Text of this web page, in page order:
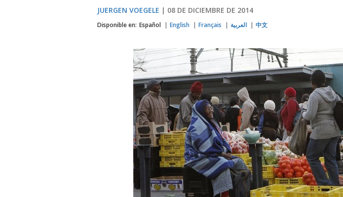
JUERGEN VOEGELE 08 DE DICIEMBRE DE 2014
Disponible en: Español English Français العربية 中文